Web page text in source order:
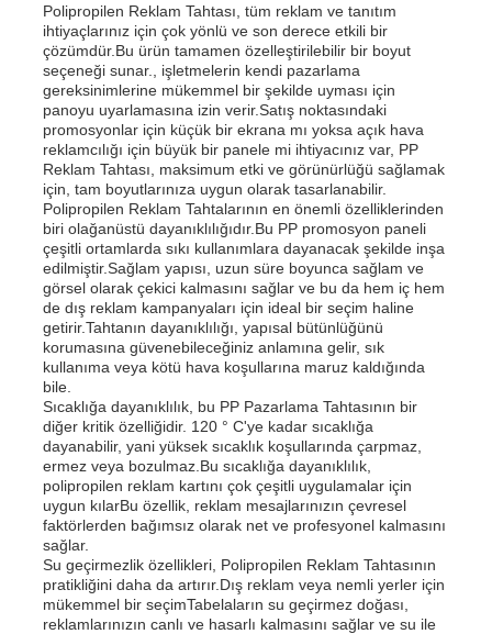
Polipropilen Reklam Tahtası, tüm reklam ve tanıtım
ihtiyaçlarınız için çok yönlü ve son derece etkili bir
çözümdür.Bu ürün tamamen özelleştirilebilir bir boyut
seçeneği sunar., işletmelerin kendi pazarlama
gereksinimlerine mükemmel bir şekilde uyması için
panoyu uyarlamasına izin verir.Satış noktasındaki
promosyonlar için küçük bir ekrana mı yoksa açık hava
reklamcılığı için büyük bir panele mi ihtiyacınız var, PP
Reklam Tahtası, maksimum etki ve görünürlüğü sağlamak
için, tam boyutlarınıza uygun olarak tasarlanabilir.
Polipropilen Reklam Tahtalarının en önemli özelliklerinden
biri olağanüstü dayanıklılığıdır.Bu PP promosyon paneli
çeşitli ortamlarda sıkı kullanımlara dayanacak şekilde inşa
edilmiştir.Sağlam yapısı, uzun süre boyunca sağlam ve
görsel olarak çekici kalmasını sağlar ve bu da hem iç hem
de dış reklam kampanyaları için ideal bir seçim haline
getirir.Tahtanın dayanıklılığı, yapısal bütünlüğünü
korumasına güvenebileceğiniz anlamına gelir, sık
kullanıma veya kötü hava koşullarına maruz kaldığında
bile.
Sıcaklığa dayanıklılık, bu PP Pazarlama Tahtasının bir
diğer kritik özelliğidir. 120 ° C'ye kadar sıcaklığa
dayanabilir, yani yüksek sıcaklık koşullarında çarpmaz,
ermez veya bozulmaz.Bu sıcaklığa dayanıklılık,
polipropilen reklam kartını çok çeşitli uygulamalar için
uygun kılarBu özellik, reklam mesajlarınızın çevresel
faktörlerden bağımsız olarak net ve profesyonel kalmasını
sağlar.
Su geçirmezlik özellikleri, Polipropilen Reklam Tahtasının
pratikliğini daha da artırır.Dış reklam veya nemli yerler için
mükemmel bir seçimTabelaların su geçirmez doğası,
reklamlarınızın canlı ve hasarlı kalmasını sağlar ve su ile